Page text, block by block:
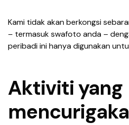
Kami tidak akan berkongsi
– termasuk swafoto anda –
peribadi ini hanya digunakan
Aktiviti yang